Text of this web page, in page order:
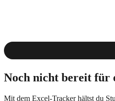
Noch nicht bereit für
Mit dem Excel-Tracker hältst du